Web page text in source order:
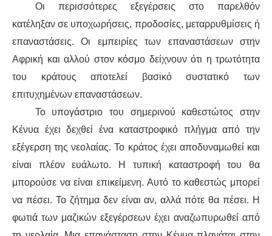
Οι περισσότερες εξεγέρσεις στο παρελθόν
κατέληξαν σε υποχωρήσεις, προδοσίες, μεταρρυθμίσεις ή
επαναστάσεις. Οι εμπειρίες των επαναστάσεων στην
Αφρική και αλλού στον κόσμο δείχνουν ότι η τρωτότητα
του κράτους αποτελεί βασικό συστατικό των
επιτυχημένων επαναστάσεων.
Το υπογάστριο του σημερινού καθεστώτος στην
Κένυα έχει δεχθεί ένα καταστροφικό πλήγμα από την
εξέγερση της νεολαίας. Το κράτος έχει αποδυναμωθεί και
είναι πλέον ευάλωτο. Η τυπική καταστροφή του θα
μπορούσε να είναι επικείμενη. Αυτό το καθεστώς μπορεί
να πέσει. Το ζήτημα δεν είναι αν, αλλά πότε θα πέσει. Η
φωτιά των μαζικών εξεγέρσεων έχει αναζωπυρωθεί από